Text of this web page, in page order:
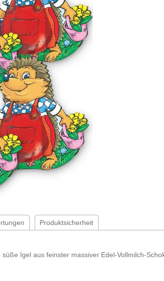
Produktsicherheit
Igel aus feinster massiver Edel-Vollmilch-